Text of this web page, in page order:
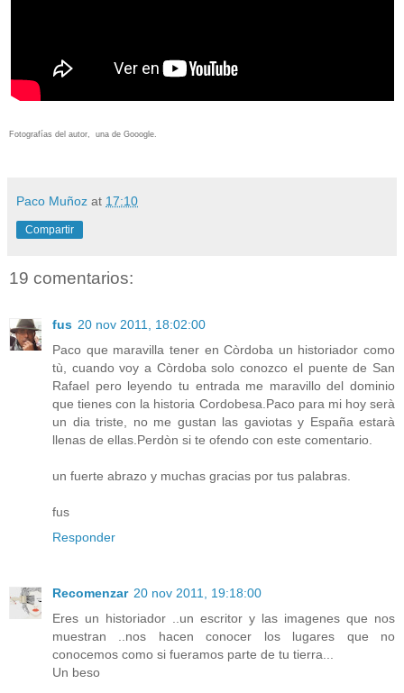
Fotografías del autor, una de Gooogle.
Paco Muñoz at 17:10
Compartir
19 comentarios:
fus 20 nov 2011, 18:02:00
Paco que maravilla tener en Còrdoba un historiador como
tù, cuando voy a Còrdoba solo conozco el puente de San
Rafael pero leyendo tu entrada me maravillo del dominio
que tienes con la historia Cordobesa.Paco para mi hoy serà
un dia triste, no me gustan las gaviotas y España estarà
llenas de ellas.Perdòn si te ofendo con este comentario.
un fuerte abrazo y muchas gracias por tus palabras.
fus
Responder
Recomenzar 20 nov 2011, 19:18:00
Eres un historiador ..un escritor y las imagenes que nos
muestran ..nos hacen conocer los lugares que no
conocemos como si fueramos parte de tu tierra...
Un beso